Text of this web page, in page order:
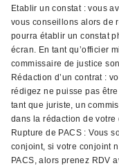
Etablir un constat : vous
vous conseillons alors de
pourra établir un constat
écran. En tant qu’officier
commissaire de justice
Rédaction d’un contrat :
rédigez ne puisse pas
tant que juriste, un
dans la rédaction de votre
Rupture de PACS : Vous
conjoint, si votre conjoint
PACS, alors prenez RDV